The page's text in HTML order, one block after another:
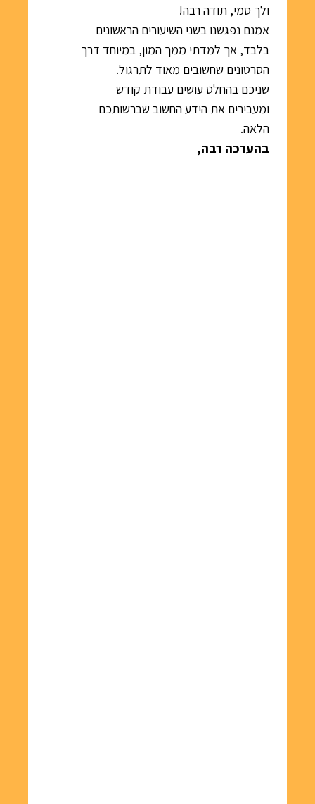
ולך סמי, תודה רבה!
אמנם נפגשנו בשני השיעורים הראשונים
בלבד, אך למדתי ממך המון, במיוחד דרך
הסרטונים שחשובים מאוד לתרגול.
שניכם בהחלט עושים עבודת קודש
ומעבירים את הידע החשוב שברשותכם
הלאה.
בהערכה רבה,